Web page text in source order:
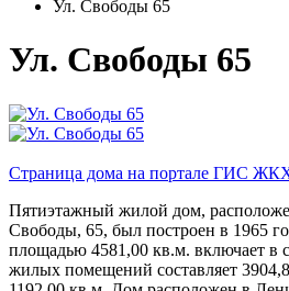
Ул. Свободы 65
Ул. Свободы 65
Страница дома на портале ГИС
Пятиэтажный жилой дом,
Свободы, 65, был построен в 1965
площадью 4581,00 кв.м. включает в
жилых помещений составляет